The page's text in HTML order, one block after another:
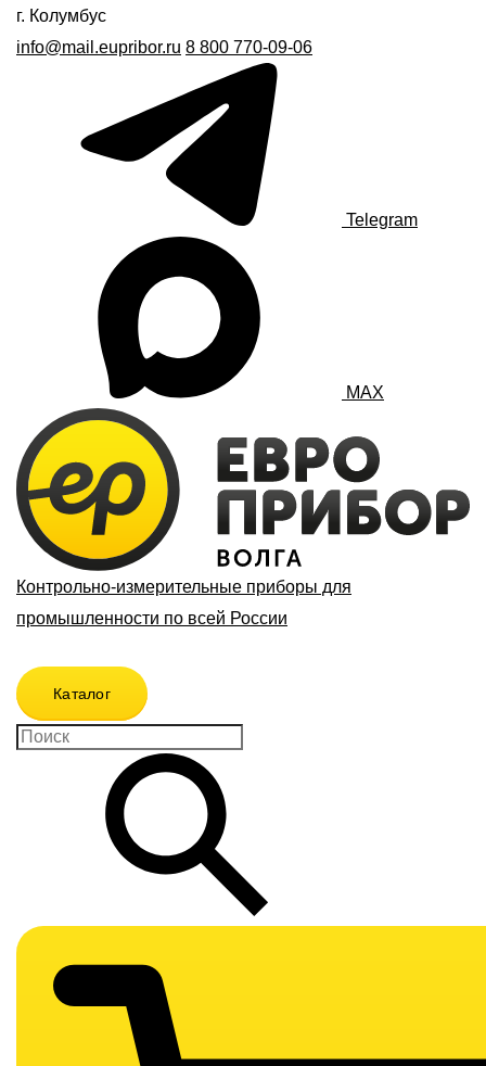
г. Колумбус
info@mail.eupribor.ru 8 800 770-09-06
Telegram
MAX
Контрольно-измерительные приборы для
промышленности по всей России
Каталог